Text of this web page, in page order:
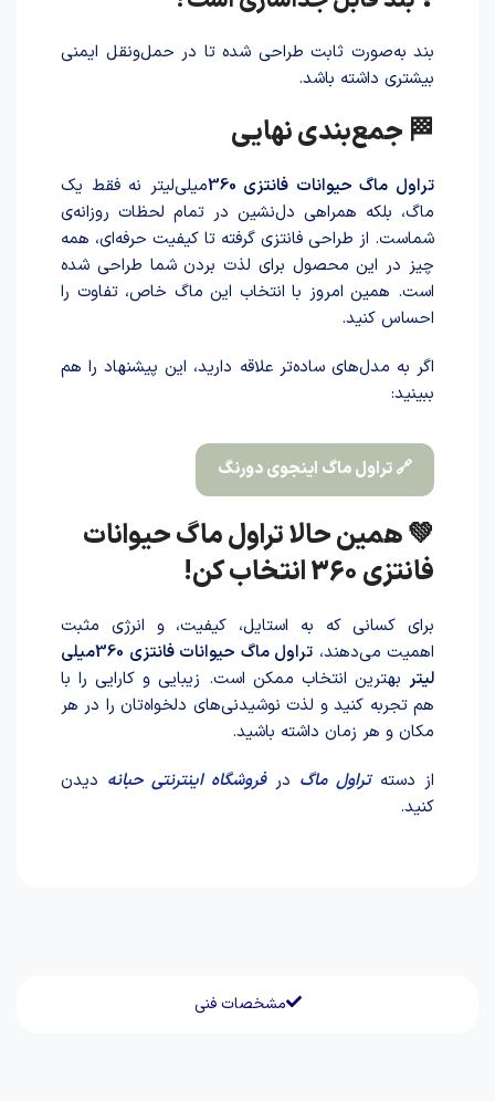
مشخصات فنی
بند به‌صورت ثابت طرا‌حی شد‌ه تا در حمل‌ونقل ایمنی
بیشتری داشته باشد.
🏁 جمع‌بندی نهایی
تراول ماگ حیوانات فانتزی 360
میلی‌لیتر نه فقط یک
ماگ، بلکه همراهی دل‌نشین در تمام لحظات روزانه‌ی
شماست. از طراحی فانتزی گرفته تا کیفیت حرفه‌ای، همه
چیز در این محصول برای لذ‌ت برد‌ن شما طر‌احی شد‌ه
است. همین امروز با انتخاب این ماگ خاص، تفاوت را
احساس کنید.
اگر به مدل‌های ساده‌تر علاقه دارید، این پیشنهاد را هم
ببینید:
🔗 تراول ماگ اینجوی دورنگ
💚 همین حالا تراول ماگ حیوانات
فانتزی 360 انتخاب کن!
برای کسانی که به استایل، کیفیت، و انرژی مثبت
اهمیت می‌دهند،
تراول ماگ حیوانات فانتزی 360میلی
لیتر بهترین انتخاب ممکن است. زیبایی و کارایی را با
هم تجربه کنید و لذت نوشیدنی‌های دلخواه‌تان را در هر
مکان و هر زمان داشته باشید.
از دستهتراول ماگ درفروشگاه اینترنتی حبانه دیدن
کنید.